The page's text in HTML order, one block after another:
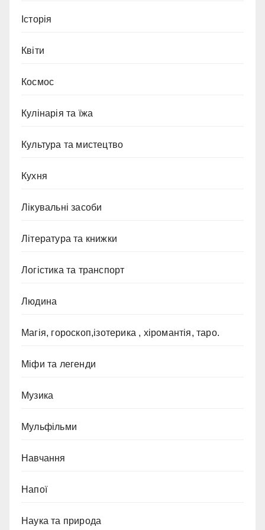
Історія
Квіти
Космос
Кулінарія та їжа
Культура та мистецтво
Кухня
Лікувальні засоби
Література та книжки
Логістика та транспорт
Людина
Магія, гороскоп,ізотерика , хіромантія, таро.
Міфи та легенди
Музика
Мульфільми
Навчання
Напої
Наука та природа